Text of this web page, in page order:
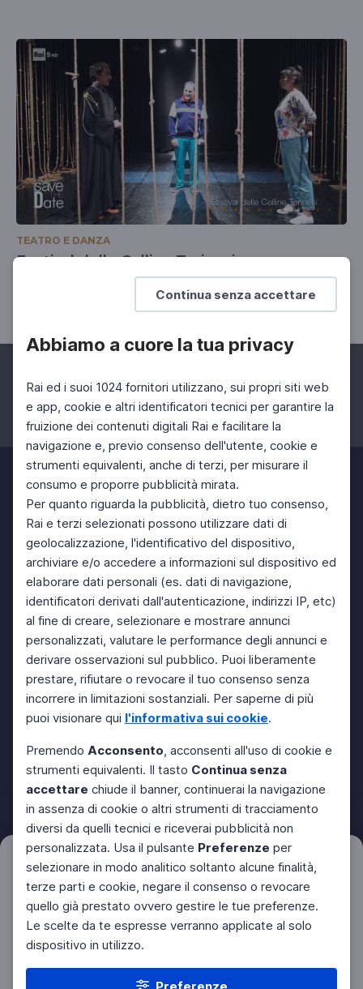
Continua senza accettare
Abbiamo a cuore la tua privacy
Rai ed i suoi 1024 fornitori utilizzano, sui propri siti web
e app, cookie e altri identificatori tecnici per garantire la
fruizione dei contenuti digitali Rai e facilitare la
navigazione e, previo consenso dell'utente, cookie e
strumenti equivalenti, anche di terzi, per misurare il
consumo e proporre pubblicità mirata.
Per quanto riguarda la pubblicità, dietro tuo consenso,
Rai e terzi selezionati possono utilizzare dati di
geolocalizzazione, l'identificativo del dispositivo,
archiviare e/o accedere a informazioni sul dispositivo ed
elaborare dati personali (es. dati di navigazione,
identificatori derivati dall'autenticazione, indirizzi IP, etc)
al fine di creare, selezionare e mostrare annunci
personalizzati, valutare le performance degli annunci e
derivare osservazioni sul pubblico. Puoi liberamente
prestare, rifiutare o revocare il tuo consenso senza
incorrere in limitazioni sostanziali. Per saperne di più
puoi visionare qui l'informativa sui cookie.
Premendo Acconsento, acconsenti all'uso di cookie e
strumenti equivalenti. Il tasto Continua senza
accettare chiude il banner, continuerai la navigazione
in assenza di cookie o altri strumenti di tracciamento
diversi da quelli tecnici e riceverai pubblicità non
personalizzata. Usa il pulsante Preferenze per
selezionare in modo analitico soltanto alcune finalità,
terze parti e cookie, negare il consenso o revocare
quello già prestato ovvero gestire le tue preferenze.
Le scelte da te espresse verranno applicate al solo
dispositivo in utilizzo.
Preferenze
TEATRO E DANZA
Festival delle Colline Torinesi
Fino al 14 novembre tra Torino e provincia
Filtri Azzera
Facebook Instagram Twitter